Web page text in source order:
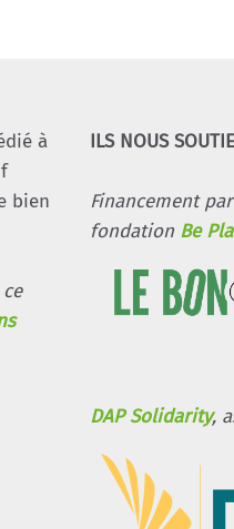
à
bien
ILS NOUS
Financement
fondation Be
DAP Solidarity,